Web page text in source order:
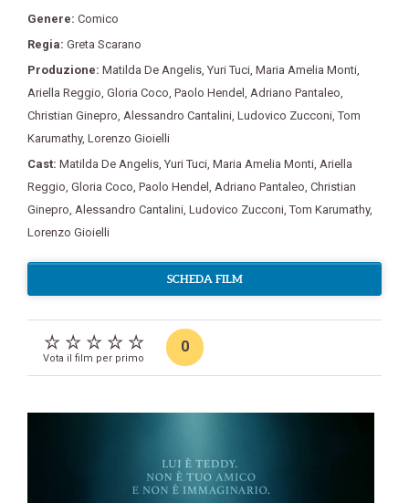
Genere: Comico
Regia: Greta Scarano
Produzione: Matilda De Angelis, Yuri Tuci, Maria Amelia Monti,
Ariella Reggio, Gloria Coco, Paolo Hendel , Adriano Pantaleo,
Christian Ginepro, Alessandro Cantalini, Ludovico Zucconi,Tom
Karumathy, Lorenzo Gioielli
Cast: Matilda De Angelis, Yuri Tuci, Maria Amelia Monti, Ariella
Reggio, Gloria Coco, Paolo Hendel , Adriano Pantaleo, Christian
Ginepro, Alessandro Cantalini, Ludovico Zucconi,Tom Karumathy,
Lorenzo Gioielli
SCHEDA FILM
Vota il film per primo
0